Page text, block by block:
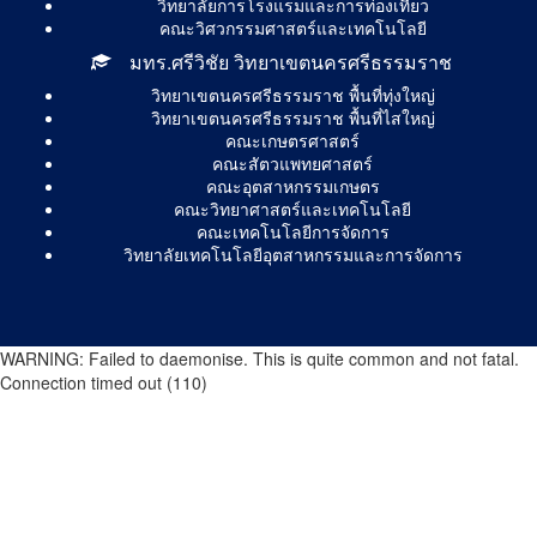
วิทยาลัยการโรงแรมและการท่องเที่ยว
คณะวิศวกรรมศาสตร์และเทคโนโลยี
มทร.ศรีวิชัย วิทยาเขตนครศรีธรรมราช
วิทยาเขตนครศรีธรรมราช พื้นที่ทุ่งใหญ่
วิทยาเขตนครศรีธรรมราช พื้นที่ไสใหญ่
คณะเกษตรศาสตร์
คณะสัตวแพทยศาสตร์
คณะอุตสาหกรรมเกษตร
คณะวิทยาศาสตร์และเทคโนโลยี
คณะเทคโนโลยีการจัดการ
วิทยาลัยเทคโนโลยีอุตสาหกรรมและการจัดการ
WARNING: Failed to daemonise. This is quite common and not fatal.
Connection timed out (110)